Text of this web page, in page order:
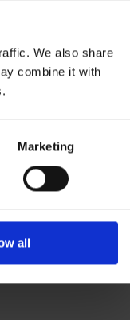
We also share
combine it with
Marketing
all
: ne ratez plus
un envoi